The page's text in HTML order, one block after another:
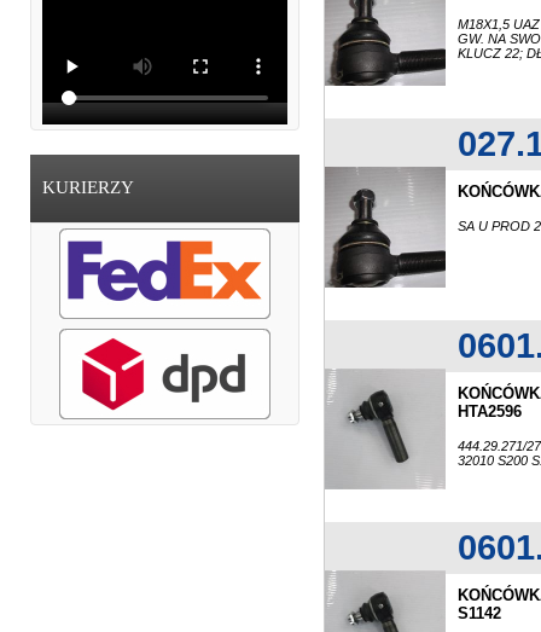
KURIERZY
M18X1,5
GW. NA
KLUCZ 22;
SA U PROD
HTA2596
444.29.271/
32010 S200
S1142